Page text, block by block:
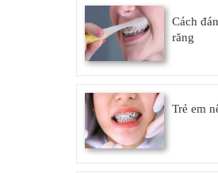
Cách
răng
Trẻ em